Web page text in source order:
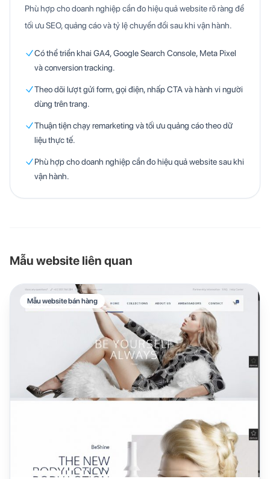
Phù hợp cho doanh nghiệp cần đo hiệu quả website rõ ràng để
tối ưu SEO, quảng cáo và tỷ lệ chuyển đổi sau khi vận hành.
Có thể triển khai GA4, Google Search Console, Meta Pixel
và conversion tracking.
Theo dõi lượt gửi form, gọi điện, nhấp CTA và hành vi người
dùng trên trang.
Thuận tiện chạy remarketing và tối ưu quảng cáo theo dữ
liệu thực tế.
Phù hợp cho doanh nghiệp cần đo hiệu quả website sau khi
vận hành.
Mẫu website liên quan
Mẫu website bán hàng